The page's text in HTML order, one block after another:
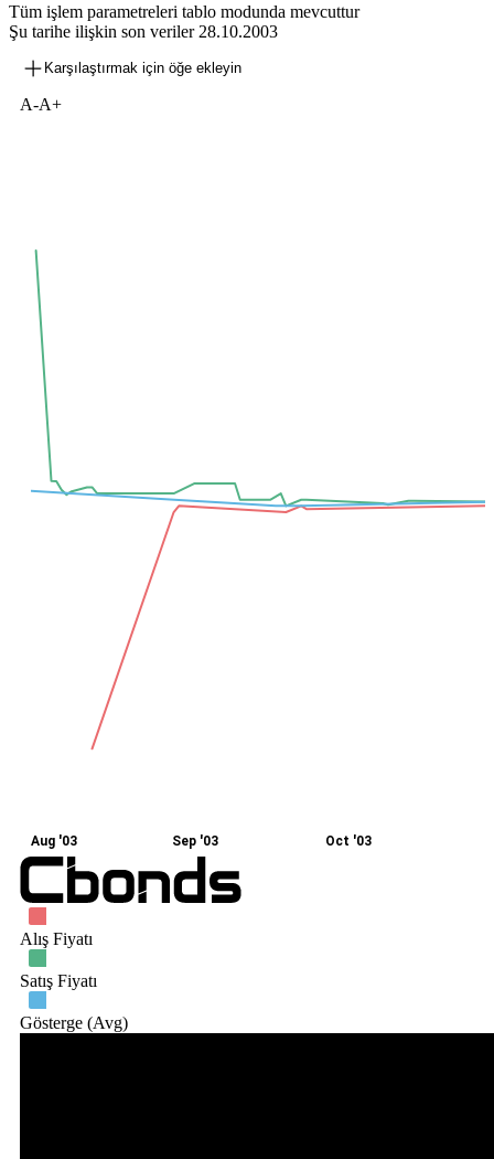
Tüm işlem parametreleri tablo modunda mevcuttur
Şu tarihe ilişkin son veriler28.10.2003
Karşılaştırmak için öğe ekleyin